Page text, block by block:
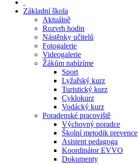
Základní škola
Aktuálně
Rozvrh hodin
Nástěnky učitelů
Fotogalerie
Videogalerie
Žákům nabízíme
Sport
Lyžařský kurz
Turistický kurz
Cyklokurz
Vodácký kurz
Poradenské pracoviště
Výchovný poradce
Školní metodik prevence
Asistent pedagoga
Koordinátor EVVO
Dokumenty